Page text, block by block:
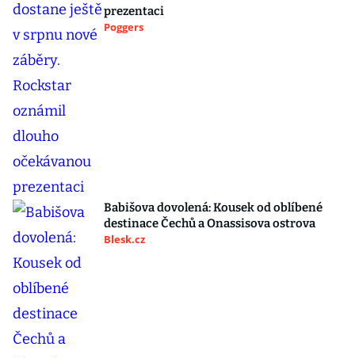
prezentaci
Poggers
Babišova dovolená: Kousek od oblíbené
destinace Čechů a Onassisova ostrova
Blesk.cz